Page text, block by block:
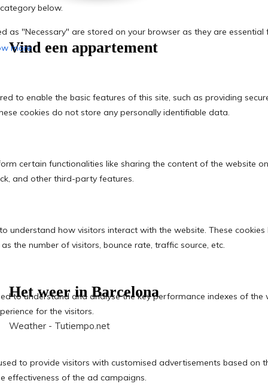
Vind een appartement
Het weer in Barcelona
Weather - Tutiempo.net